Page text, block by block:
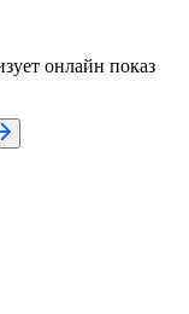
онлайн показ